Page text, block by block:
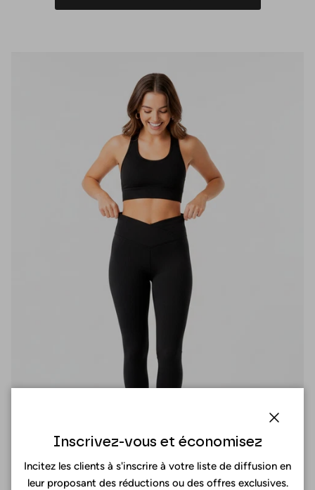
Inscrivez-vous et économisez
Incitez les clients à s'inscrire à votre liste de diffusion en
leur proposant des réductions ou des offres exclusives.